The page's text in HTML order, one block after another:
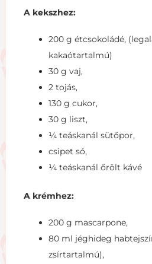
A kekszhez:
200 g étcsokoládé,
kakaótartalmú)
30 g vaj,
2 tojás,
130 g cukor,
30 g liszt,
¼ teáskanál sütőpor,
csipet só,
¼ teáskanál őrölt kávé
A krémhez:
200 g mascarpone,
80 ml jéghideg
zsírtartalmú),